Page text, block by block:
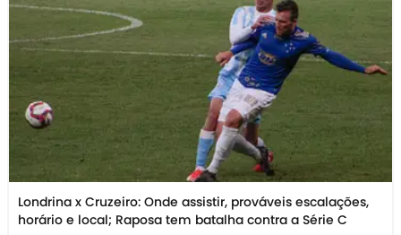
Londrina x Cruzeiro: Onde assistir, prováveis escalações,
horário e local; Raposa tem batalha contra a Série C